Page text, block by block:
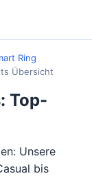
Ring
Übersicht
Top-
Unsere
bis